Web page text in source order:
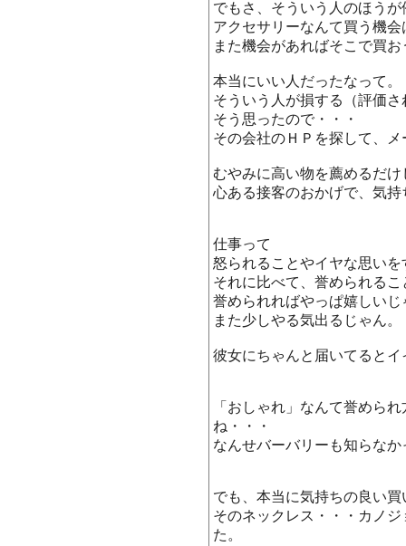
でもさ、そういう人のほう
アクセサリーなんて買う機
また機会があればそこで買
本当にいい人だったなって。
そういう人が損する（評価
そう思ったので・・・
その会社のＨＰを探して、
むやみに高い物を薦めるだ
心ある接客のおかげで、気
仕事って
怒られることやイヤな思い
それに比べて、誉められる
誉められればやっぱ嬉しいじ
また少しやる気出るじゃん。
彼女にちゃんと届いてると
「おしゃれ」なんて誉めら
ね・・・
なんせバーバリーも知らな
でも、本当に気持ちの良い
そのネックレス・・・カノ
た。